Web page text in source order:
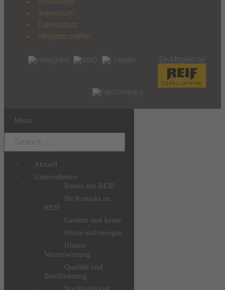
Impressum
Datenschutz
Mitgliedschaften
Ein Mitglied der
Menu
Aktuell
Unternehmen
Bauen mit REIF
Ihr Kontakt zu
REIF
Gestern und heute
Heute und morgen
Unsere
Verantwortung
Qualität und
Zertifizierung